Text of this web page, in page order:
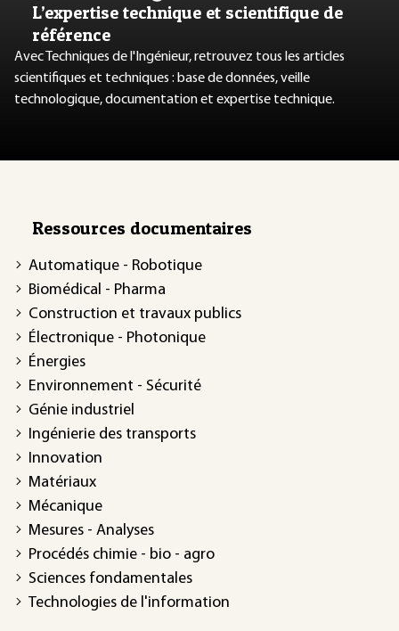
L’expertise technique et scientifique de
référence
Avec Techniques de l'Ingénieur, retrouvez tous les articles
scientifiques et techniques : base de données, veille
technologique, documentation et expertise technique.
Ressources documentaires
Automatique - Robotique
Biomédical - Pharma
Construction et travaux publics
Électronique - Photonique
Énergies
Environnement - Sécurité
Génie industriel
Ingénierie des transports
Innovation
Matériaux
Mécanique
Mesures - Analyses
Procédés chimie - bio - agro
Sciences fondamentales
Technologies de l'information